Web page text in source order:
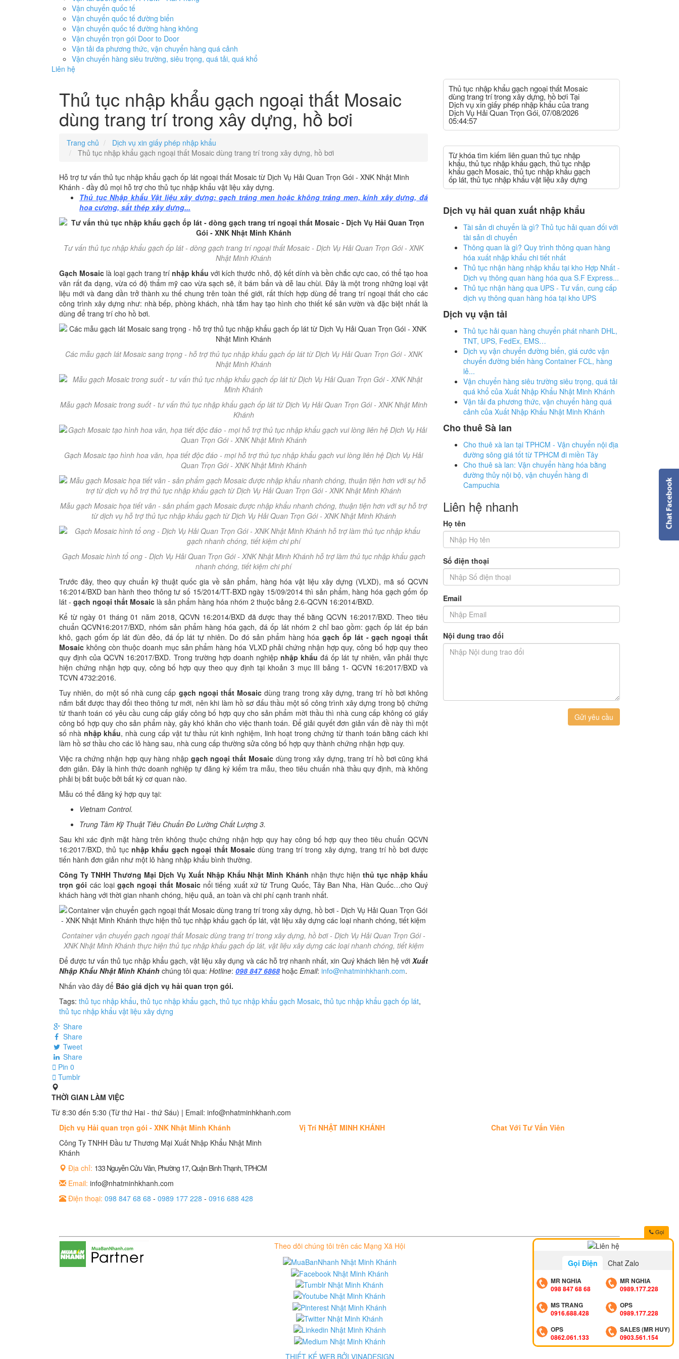
Vận chuyển quốc tế
Vận chuyển quốc tế đường biển
Vận chuyển quốc tế đường hàng không
Vận chuyển trọn gói Door to Door
Vận tải đa phương thức, vận chuyển hàng quá cảnh
Vận chuyển hàng siêu trường, siêu trọng, quá tải, quá khổ
Liên hệ
Thủ tục nhập khẩu gạch ngoại thất Mosaic
dùng trang trí trong xây dựng, hồ bơi
Trang chủ
Dịch vụ xin giấy phép nhập khẩu
Thủ tục nhập khẩu gạch ngoại thất Mosaic dùng trang trí trong xây dựng, hồ bơi
Hỗ trợ tư vấn thủ tục nhập khẩu gạch ốp lát ngoại thất Mosaic từ Dịch Vụ Hải Quan Trọn Gói - XNK Nhật Minh
Khánh - đầy đủ mọi hỗ trợ cho thủ tục nhập khẩu vật liệu xây dựng.
Thủ tục Nhập khẩu Vật liệu xây dựng: gạch tráng men hoặc không tráng men, kính xây dựng, đá
hoa cương, sắt thép xây dựng...
Tư vấn thủ tục nhập khẩu gạch ốp lát - dòng gạch trang trí ngoại thất Mosaic - Dịch Vụ Hải Quan Trọn Gói - XNK
Nhật Minh Khánh
Gạch Mosaic là loại gạch trang trínhập khẩu với kích thước nhỏ, độ kết dính và bền chắc cực cao, có thể tạo hoa
văn rất đa dạng, vừa có độ thẩm mỹ cao vừa sạch sẽ, ít bám bẩn và dễ lau chùi. Đây là một trong những loại vật
liệu mới và đang dần trở thành xu thế chung trên toàn thế giới, rất thích hợp dùng để trang trí ngoại thất cho các
công trình xây dựng như: nhà bếp, phòng khách, nhà tắm hay tạo hình cho thiết kế sân vườn và đặc biệt nhất là
dùng để trang trí cho hồ bơi.
Các mẫu gạch lát Mosaic sang trọng - hỗ trợ thủ tục nhập khẩu gạch ốp lát từ Dịch Vụ Hải Quan Trọn Gói - XNK
Nhật Minh Khánh
Mẫu gạch Mosaic trong suốt - tư vấn thủ tục nhập khẩu gạch ốp lát từ Dịch Vụ Hải Quan Trọn Gói - XNK Nhật Minh
Khánh
Gạch Mosaic tạo hình hoa văn, họa tiết độc đáo - mọi hỗ trợ thủ tục nhập khẩu gạch vui lòng liên hệ Dịch Vụ Hải
Quan Trọn Gói - XNK Nhật Minh Khánh
Mẫu gạch Mosaic họa tiết vân - sản phẩm gạch Mosaic được nhập khẩu nhanh chóng, thuận tiện hơn với sự hỗ trợ
từ dịch vụ hỗ trợ thủ tục nhập khẩu gạch từ Dịch Vụ Hải Quan Trọn Gói - XNK Nhật Minh Khánh
Gạch Mosaic hình tổ ong - Dịch Vụ Hải Quan Trọn Gói - XNK Nhật Minh Khánh hỗ trợ làm thủ tục nhập khẩu gạch
nhanh chóng, tiết kiệm chi phí
Trước đây, theo quy chuẩn kỹ thuật quốc gia về sản phẩm, hàng hóa vật liệu xây dựng (VLXD), mã số QCVN
16:2014/BXD ban hành theo thông tư số 15/2014/TT-BXD ngày 15/09/2014 thì sản phẩm, hàng hóa gạch gốm ốp
lát - gạch ngoại thất Mosaic là sản phẩm hàng hóa nhóm 2 thuộc bảng 2.6-QCVN 16:2014/BXD.
Kể từ ngày 01 tháng 01 năm 2018, QCVN 16:2014/BXD đã được thay thế bằng QCVN 16:2017/BXD. Theo tiêu
chuẩn QCVN16:2017/BXD, nhóm sản phẩm hàng hóa gạch, đá ốp lát nhóm 2 chỉ bao gồm: gạch ốp lát ép bán
khô, gạch gốm ốp lát đùn đẻo, đá ốp lát tự nhiên. Do đó sản phẩm hàng hóagạch ốp lát - gạch ngoại thất
Mosaic không còn thuộc doanh mục sản phẩm hàng hóa VLXD phải chứng nhận hợp quy, công bố hợp quy theo
quy định của QCVN 16:2017/BXD. Trong trường hợp doanh nghiệpnhập khẩu đá ốp lát tự nhiên, vẫn phải thực
hiện chứng nhận hợp quy, công bố hợp quy theo quy định tại khoản 3 mục III bảng 1- QCVN 16:2017/BXD và
TCVN 4732:2016.
Tuy nhiên, do một số nhà cung cấp gạch ngoại thất Mosaic dùng trang trong xây dựng, trang trí hồ bơi không
nắm bắt được thay đổi theo thông tư mới, nên khi làm hồ sơ đấu thầu một số công trình xây dựng trong bộ chứng
từ thanh toán có yêu cầu cung cấp giấy công bố hợp quy cho sản phẩm mời thầu thì nhà cung cấp không có giấy
công bố hợp quy cho sản phẩm này, gây khó khăn cho việc thanh toán. Để giải quyết đơn giản vấn đề này thì một
số nhà nhập khẩu, nhà cung cấp vật tư thầu rút kinh nghiệm, linh hoạt trong chứng từ thanh toán bằng cách khi
làm hồ sơ thầu cho các lô hàng sau, nhà cung cấp thường sửa công bố hợp quy thành chứng nhận hợp quy.
Việc ra chứng nhận hợp quy hàng nhập gạch ngoại thất Mosaicdùng trong xây dựng, trang trí hồ bơi cũng khá
đơn giản. Đây là hình thức doanh nghiệp tự đăng ký kiểm tra mẫu, theo tiêu chuẩn nhà thầu quy định, mà không
phải bị bắt buộc bởi bất kỳ cơ quan nào.
Mẫu có thể đăng ký hợp quy tại:
Vietnam Control.
Trung Tâm Kỹ Thuật Tiêu Chuẩn Đo Lường Chất Lượng 3.
Sau khi xác định mặt hàng trên không thuộc chứng nhận hợp quy hay công bố hợp quy theo tiêu chuẩn QCVN
16:2017/BXD, thủ tụcnhập khẩu gạch ngoại thất Mosaicdùng trang trí trong xây dựng, trang trí hồ bơi được
tiến hành đơn giản như một lô hàng nhập khẩu bình thường.
Công Ty TNHH Thương Mại Dịch Vụ Xuất Nhập Khẩu Nhật Minh Khánh nhận thực hiệnthủ tục nhập khẩu
trọn gói các loại gạch ngoại thất Mosaic nổi tiếng xuất xứ từ Trung Quốc, Tây Ban Nha, Hàn Quốc…cho Quý
khách hàng với thời gian nhanh chóng, hiệu quả, an toàn và chi phí cạnh tranh nhất.
Container vận chuyển gạch ngoại thất Mosaic dùng trang trí trong xây dựng, hồ bơi - Dịch Vụ Hải Quan Trọn Gói -
XNK Nhật Minh Khánh thực hiện thủ tục nhập khẩu gạch ốp lát, vật liệu xây dựng các loại nhanh chóng, tiết kiệm
Để được tư vấn thủ tục nhập khẩu gạch, vật liệu xây dụng và các hỗ trợ nhanh nhất, xin Quý khách liên hệ với Xuất
Nhập Khẩu Nhật Minh Khánh chúng tôi qua: Hotline: 098 847 6868 hoặc Email: info@nhatminhkhanh.com.
Nhấn vào đây để Báo giá dịch vụ hải quan trọn gói.
Tags: thủ tục nhập khẩu, thủ tục nhập khẩu gạch, thủ tục nhập khẩu gạch Mosaic, thủ tục nhập khẩu gạch ốp lát,
thủ tục nhập khẩu vật liệu xây dựng
Thủ tục nhập khẩu gạch ngoại thất Mosaic
dùng trang trí trong xây dựng, hồ bơi Tại
Dịch vụ xin giấy phép nhập khẩu của trang
Dịch Vụ Hải Quan Trọn Gói, 07/08/2026
05:44:57
Từ khóa tìm kiếm liên quan thủ tục nhập
khẩu, thủ tục nhập khẩu gạch, thủ tục nhập
khẩu gạch Mosaic, thủ tục nhập khẩu gạch
ốp lát, thủ tục nhập khẩu vật liệu xây dựng
Dịch vụ hải quan xuất nhập khẩu
Tài sản di chuyển là gì? Thủ tục hải quan đối với
tài sản di chuyển
Thông quan là gì? Quy trình thông quan hàng
hóa xuất nhập khẩu chi tiết nhất
Thủ tục nhận hàng nhập khẩu tại kho Hợp Nhất -
Dịch vụ thông quan hàng hóa qua S.F Express...
Thủ tục nhận hàng qua UPS - Tư vấn, cung cấp
dịch vụ thông quan hàng hóa tại kho UPS
Dịch vụ vận tải
Thủ tục hải quan hàng chuyển phát nhanh DHL,
TNT, UPS, FedEx, EMS…
Dịch vụ vận chuyển đường biển, giá cước vận
chuyển đường biển hàng Container FCL, hàng
lẻ...
Vận chuyển hàng siêu trường siêu trọng, quá tải
quá khổ của Xuất Nhập Khẩu Nhật Minh Khánh
Vận tải đa phương thức, vận chuyển hàng quá
cảnh của Xuất Nhập Khẩu Nhật Minh Khánh
Cho thuê Sà lan
Cho thuê xà lan tại TPHCM - Vận chuyển nội địa
đường sông giá tốt từ TPHCM đi miền Tây
Cho thuê sà lan: Vận chuyển hàng hóa bằng
đường thủy nội bộ, vận chuyển hàng đi
Campuchia
Liên hệ nhanh
Họ tên
Số điện thoại
Email
Nội dung trao đổi
Gửi yêu cầu
Share
Share
Tweet
Share
Pin 0
Tumblr
THỜI GIAN LÀM VIỆC
Từ 8:30 đến 5:30 (Từ thứ Hai - thứ Sáu) | Email: info@nhatminhkhanh.com
Dịch vụ Hải quan trọn gói - XNK Nhật Minh Khánh
Công Ty TNHH Đầu tư Thương Mại Xuất Nhập Khẩu Nhật Minh
Khánh
Địa chỉ: 133 Nguyễn Cửu Vân, Phường 17, Quận Bình Thạnh, TPHCM
Email: info@nhatminhkhanh.com
Điện thoại: 098 847 68 68 - 0989 177 228 - 0916 688 428
Vị Trí NHẬT MINH KHÁNH Chat Với Tư Vấn Viên
Theo dõi chúng tôi trên các Mạng Xã Hội
Gọi
Gọi Điện Chat Zalo
MR NGHIA
098 847 68 68
MR NGHIA
0989.177.228
MS TRANG
0916.688.428
OPS
0989.177.228
OPS
0862.061.133
SALES (MR HUY)
0903.561.154
THIẾT KẾ WEB BỞI VINADESIGN